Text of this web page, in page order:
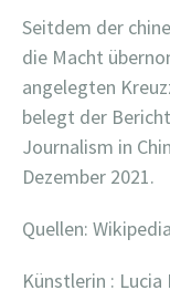
Seitdem der
die Macht
angelegten
belegt der
Journalism in
Dezember 2021.
Quellen:
Künstlerin : Lucia